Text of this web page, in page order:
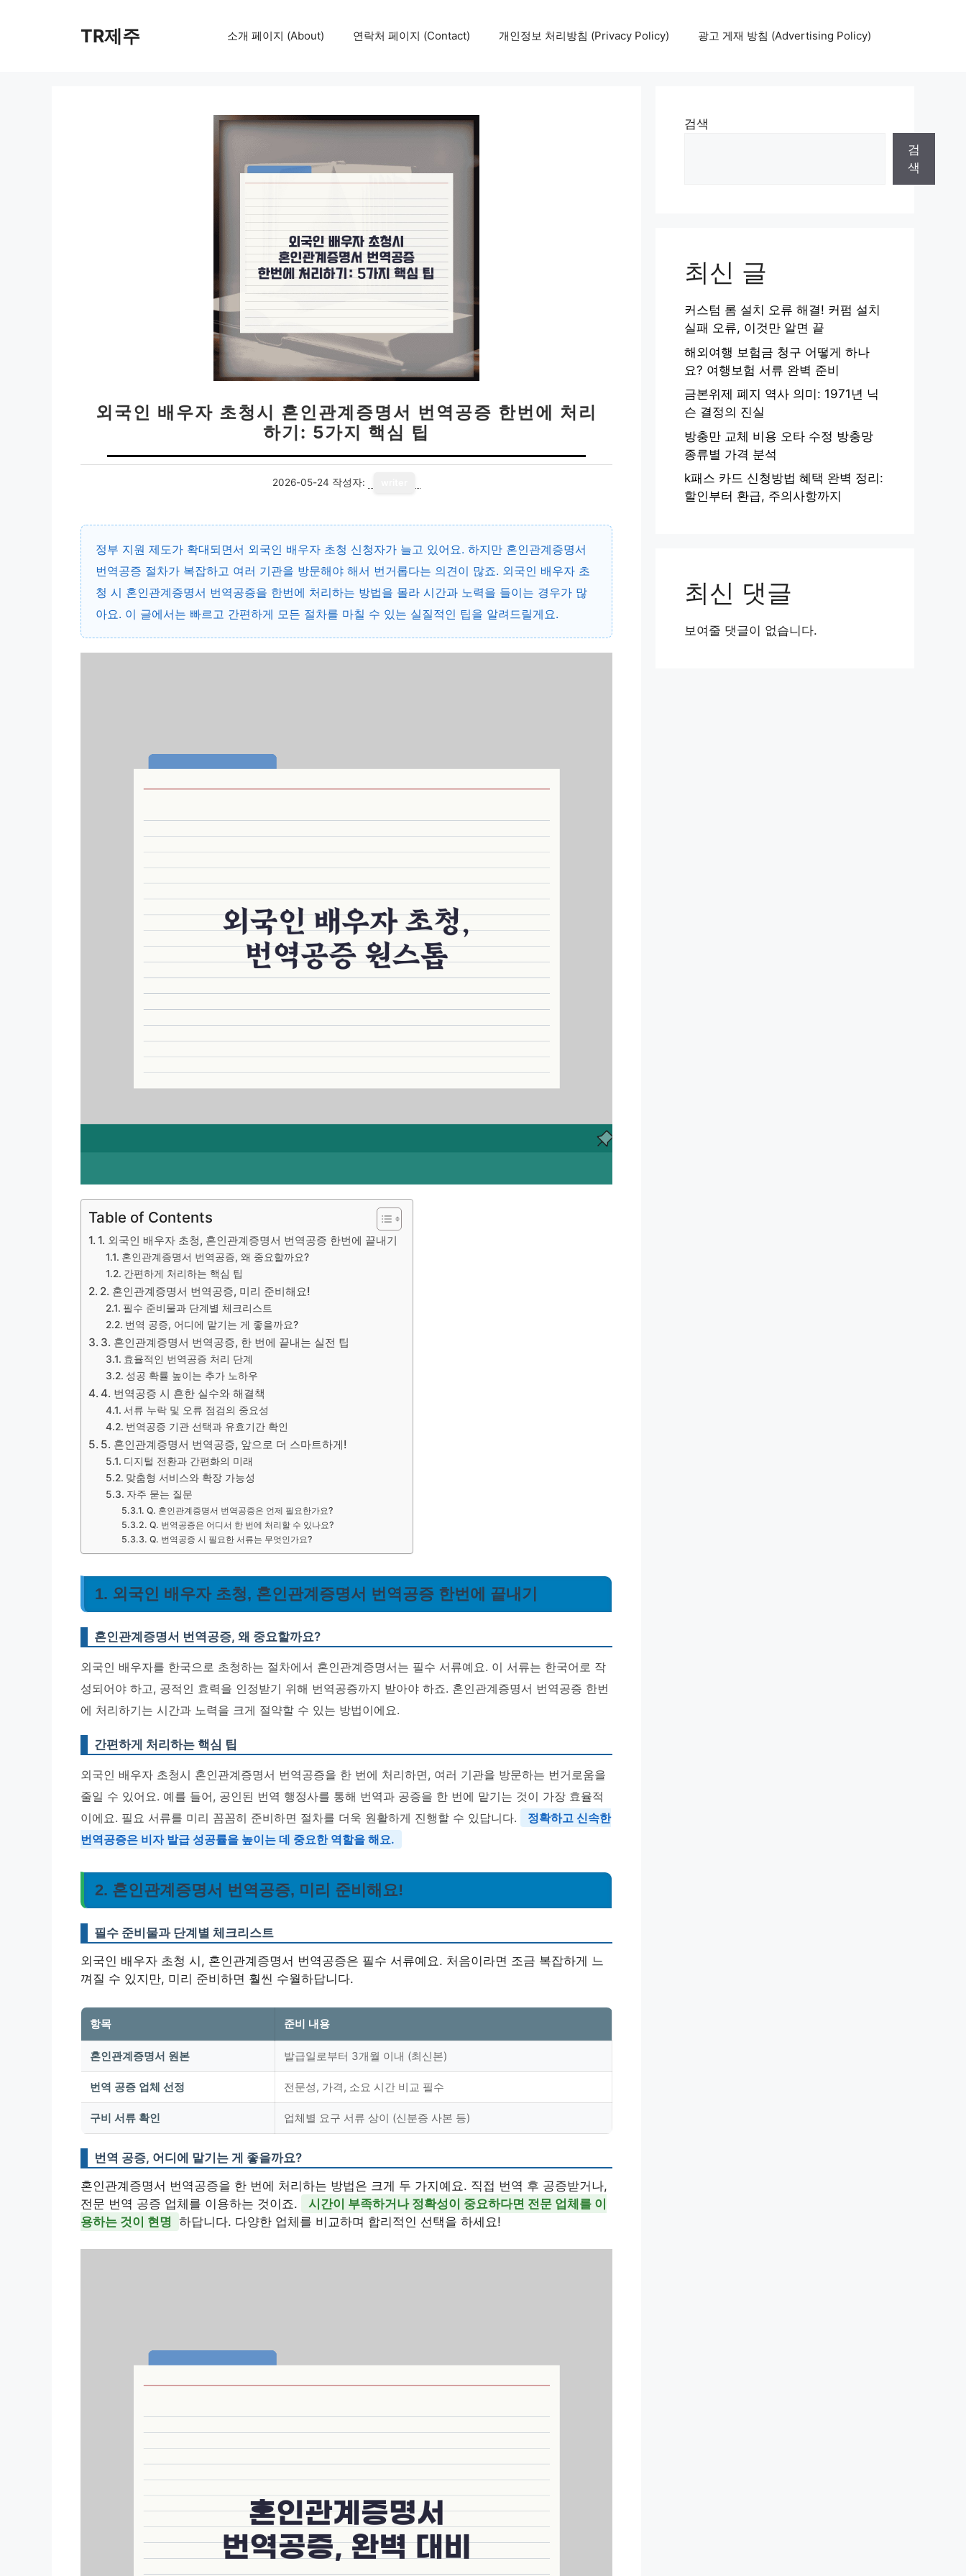
TR제주 소개 페이지 (About) 연락처 페이지 (Contact) 개인정보 처리방침 (Privacy Policy) 광고 게재 방침 (Advertising Policy)
외국인 배우자 초청시 혼인관계증명서 번역공증 한번에 처리
하기: 5가지 핵심 팁
2026-05-24 작성자:
정부 지원 제도가 확대되면서 외국인 배우자 초청 신청자가 늘고 있어요. 하지만 혼인관계증명서
번역공증 절차가 복잡하고 여러 기관을 방문해야 해서 번거롭다는 의견이 많죠. 외국인 배우자 초
청 시 혼인관계증명서 번역공증을 한번에 처리하는 방법을 몰라 시간과 노력을 들이는 경우가 많
아요. 이 글에서는 빠르고 간편하게 모든 절차를 마칠 수 있는 실질적인 팁을 알려드릴게요.
Table of Contents
1. 외국인 배우자 초청, 혼인관계증명서 번역공증 한번에 끝내기
혼인관계증명서 번역공증, 왜 중요할까요?
간편하게 처리하는 핵심 팁
2. 혼인관계증명서 번역공증, 미리 준비해요!
필수 준비물과 단계별 체크리스트
번역 공증, 어디에 맡기는 게 좋을까요?
3. 혼인관계증명서 번역공증, 한 번에 끝내는 실전 팁
효율적인 번역공증 처리 단계
성공 확률 높이는 추가 노하우
4. 번역공증 시 흔한 실수와 해결책
서류 누락 및 오류 점검의 중요성
번역공증 기관 선택과 유효기간 확인
5. 혼인관계증명서 번역공증, 앞으로 더 스마트하게!
디지털 전환과 간편화의 미래
맞춤형 서비스와 확장 가능성
자주 묻는 질문
Q. 혼인관계증명서 번역공증은 언제 필요한가요?
Q. 번역공증은 어디서 한 번에 처리할 수 있나요?
Q. 번역공증 시 필요한 서류는 무엇인가요?
1. 외국인 배우자 초청, 혼인관계증명서 번역공증 한번에 끝내기
혼인관계증명서 번역공증, 왜 중요할까요?
외국인 배우자를 한국으로 초청하는 절차에서 혼인관계증명서는 필수 서류예요. 이 서류는 한국어로 작
성되어야 하고, 공적인 효력을 인정받기 위해 번역공증까지 받아야 하죠. 혼인관계증명서 번역공증 한번
에 처리하기는 시간과 노력을 크게 절약할 수 있는 방법이에요.
간편하게 처리하는 핵심 팁
외국인 배우자 초청시 혼인관계증명서 번역공증을 한 번에 처리하면, 여러 기관을 방문하는 번거로움을
줄일 수 있어요. 예를 들어, 공인된 번역 행정사를 통해 번역과 공증을 한 번에 맡기는 것이 가장 효율적
이에요. 필요 서류를 미리 꼼꼼히 준비하면 절차를 더욱 원활하게 진행할 수 있답니다.
정확하고 신속한
번역공증은 비자 발급 성공률을 높이는 데 중요한 역할을 해요.
2. 혼인관계증명서 번역공증, 미리 준비해요!
필수 준비물과 단계별 체크리스트
외국인 배우자 초청 시, 혼인관계증명서 번역공증은 필수 서류예요. 처음이라면 조금 복잡하게 느
껴질 수 있지만, 미리 준비하면 훨씬 수월하답니다.
항목 준비 내용
혼인관계증명서 원본 발급일로부터 3개월 이내 (최신본)
번역 공증 업체 선정 전문성, 가격, 소요 시간 비교 필수
구비 서류 확인 업체별 요구 서류 상이 (신분증 사본 등)
번역 공증, 어디에 맡기는 게 좋을까요?
혼인관계증명서 번역공증을 한 번에 처리하는 방법은 크게 두 가지예요. 직접 번역 후 공증받거나,
전문 번역 공증 업체를 이용하는 것이죠.
시간이 부족하거나 정확성이 중요하다면 전문 업체를 이
용하는 것이 현명 하답니다. 다양한 업체를 비교하며 합리적인 선택을 하세요!
검색
검
색
최신 글
커스텀 롬 설치 오류 해결! 커펌 설치
실패 오류, 이것만 알면 끝
해외여행 보험금 청구 어떻게 하나
요? 여행보험 서류 완벽 준비
금본위제 폐지 역사 의미: 1971년 닉
슨 결정의 진실
방충만 교체 비용 오타 수정 방충망
종류별 가격 분석
k패스 카드 신청방법 혜택 완벽 정리:
할인부터 환급, 주의사항까지
최신 댓글
보여줄 댓글이 없습니다.